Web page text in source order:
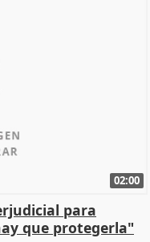
02:00
para
que protegerla"